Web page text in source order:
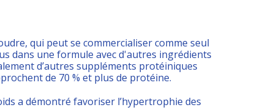
qui peut se commercialiser comme seul
dans une formule avec d'autres ingrédients
d’autres suppléments protéiniques
de 70 % et plus de protéine.
a démontré favoriser l’hypertrophie des